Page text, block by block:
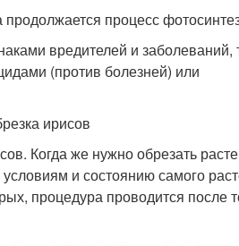
продолжается процесс
вредителей и заболеваний,
(против болезней) или
Когда же нужно обрезать
и состоянию самого
процедура проводится после